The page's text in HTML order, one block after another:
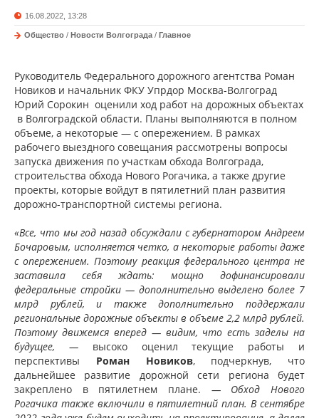
16.08.2022, 13:28
Общество / Новости Волгограда / Главное
Руководитель Федерального дорожного агентства Роман
Новиков и начальник ФКУ Упрдор Москва-Волгоград
Юрий Сорокин оценили ход работ на дорожных объектах
в Волгоградской области. Планы выполняются в полном
объеме, а некоторые — с опережением. В рамках
рабочего выездного совещания рассмотрены вопросы
запуска движения по участкам обхода Волгограда,
строительства обхода Нового Рогачика, а также другие
проекты, которые войдут в пятилетний план развития
дорожно-транспортной системы региона.
«Все, что мы год назад обсуждали с губернатором Андреем
Бочаровым, исполняется четко, а некоторые работы даже
с опережением. Поэтому реакция федерального центра не
заставила себя ждать: мощно дофинансировали
федеральные стройки — дополнительно выделено более 7
млрд рублей, и также дополнительно поддержали
региональные дорожные объекты в объеме 2,2 млрд рублей.
Поэтому движемся вперед — видим, что есть заделы на
будущее, —высоко оценил текущие работы и
перспективы Роман Новиков, подчеркнув, что
дальнейшее развитие дорожной сети региона будет
закреплено в пятилетнем плане. — Обход Нового
Рогачика также включили в пятилетний план. В сентябре